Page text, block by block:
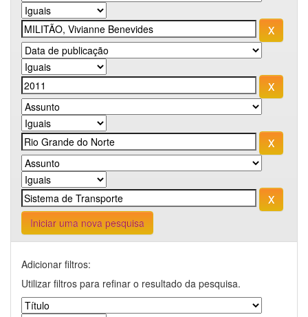
Iniciar uma nova pesquisa
Adicionar filtros:
Utilizar filtros para refinar o resultado da pesquisa.